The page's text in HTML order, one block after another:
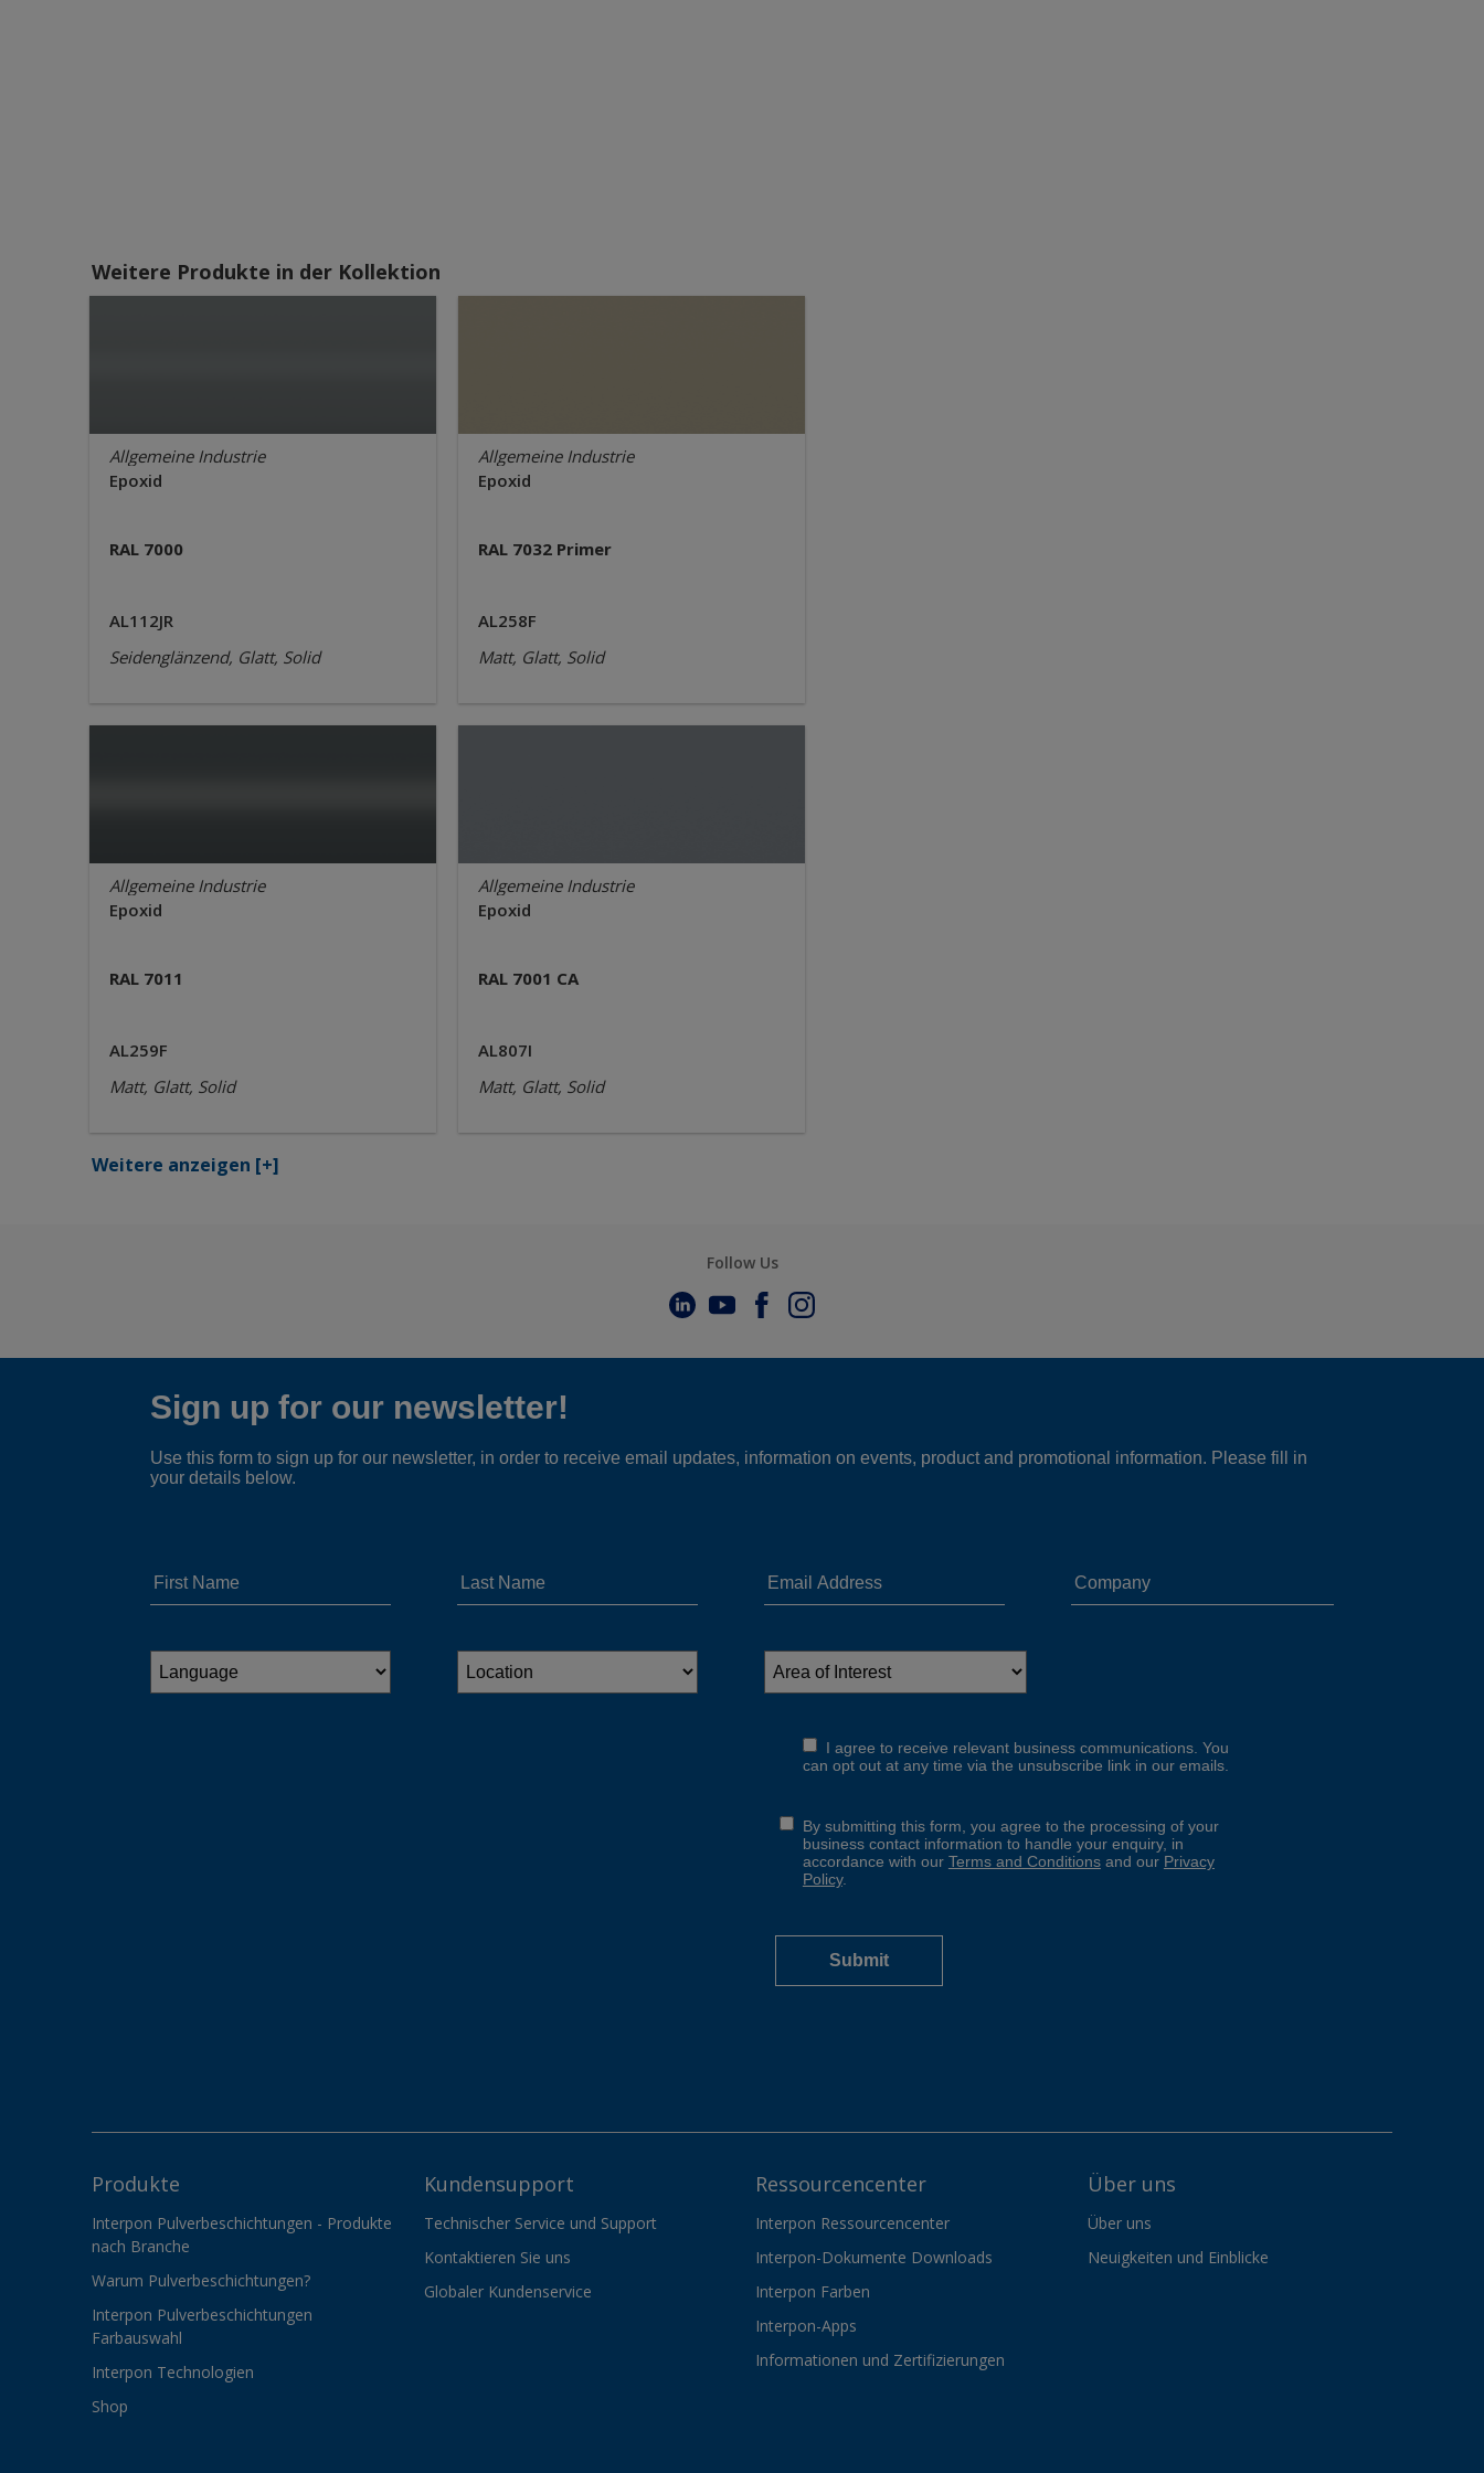
Weitere Produkte in der Kollektion
Allgemeine Industrie
Epoxid
RAL 7000
AL112JR
Seidenglänzend, Glatt, Solid
Allgemeine Industrie
Epoxid
RAL 7032 Primer
AL258F
Matt, Glatt, Solid
Allgemeine Industrie
Epoxid
RAL 7011
AL259F
Matt, Glatt, Solid
Allgemeine Industrie
Epoxid
RAL 7001 CA
AL807I
Matt, Glatt, Solid
Weitere anzeigen [+]
Follow Us
Produkte
Interpon Pulverbeschichtungen - Produkte
nach Branche
Warum Pulverbeschichtungen?
Interpon Pulverbeschichtungen
Farbauswahl
Interpon Technologien
Shop
Kundensupport
Technischer Service und Support
Kontaktieren Sie uns
Globaler Kundenservice
Ressourcencenter
Interpon Ressourcencenter
Interpon-Dokumente Downloads
Interpon Farben
Interpon-Apps
Informationen und Zertifizierungen
Über uns
Über uns
Neuigkeiten und Einblicke